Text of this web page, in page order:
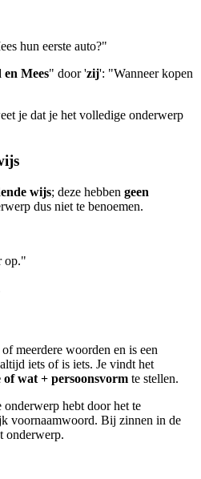
hun eerste auto?"
Mees" door 'zij': "Wanneer kopen
je dat je het volledige onderwerp
wijs; deze hebben geen
dus niet te benoemen.
op."
meerdere woorden en is een
iets of is iets. Je vindt het
of wat + persoonsvorm te stellen.
hebt door het te
voornaamwoord. Bij zinnen in de
onderwerp.